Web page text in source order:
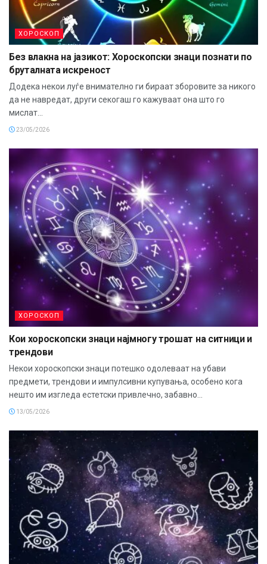
ХОРОСКОП
Без влакна на јазикот: Хороскопски знаци познати по
бруталната искреност
Додека некои луѓе внимателно ги бираат зборовите за никого
да не навредат, други секогаш го кажуваат она што го
мислат...
23/05/2026
ХОРОСКОП
Кои хороскопски знаци најмногу трошат на ситници и
трендови
Некои хороскопски знаци потешко одолеваат на убави
предмети, трендови и импулсивни купувања, особено кога
нешто им изгледа естетски привлечно, забавно...
13/05/2026